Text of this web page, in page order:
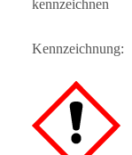
kennzeichnen
Kennzeichnung: